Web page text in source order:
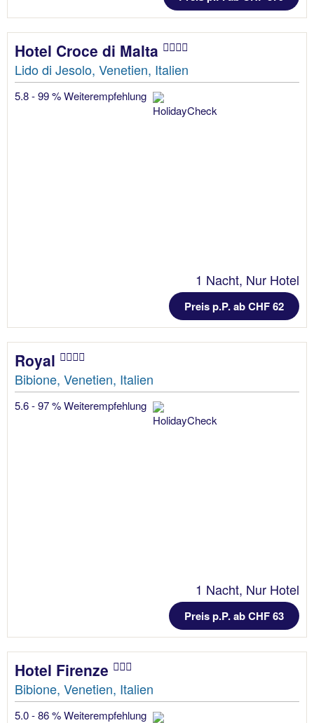
Hotel Croce di Malta
Lido di Jesolo, Venetien, Italien
5.8 - 99 % Weiterempfehlung
1 Nacht, Nur Hotel
Preis p.P. ab CHF 62
Royal
Bibione, Venetien, Italien
5.6 - 97 % Weiterempfehlung
1 Nacht, Nur Hotel
Preis p.P. ab CHF 63
Hotel Firenze
Bibione, Venetien, Italien
5.0 - 86 % Weiterempfehlung